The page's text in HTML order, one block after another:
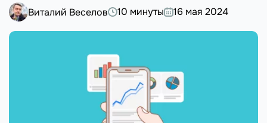
Виталий Веселов 10 минуты 16 мая 2024